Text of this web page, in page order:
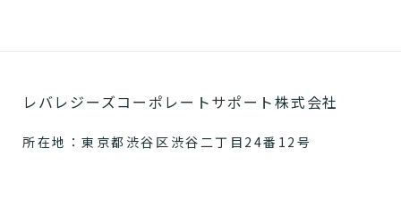
レバレジーズコーポレートサポート株式会社
所在地：東京都渋谷区渋谷二丁目24番12号